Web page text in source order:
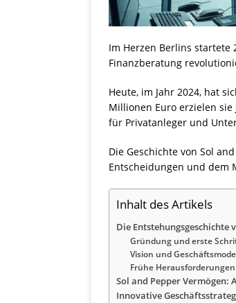
Im Herzen Berlins startete
Finanzberatung
Heute, im Jahr 2024, hat
Millionen Euro erzielen
für Privatanleger und
Die Geschichte von Sol
Entscheidungen und dem
Inhalt des Artikels
Die Entstehungsgeschichte
Gründung und erste
Vision und
Frühe
Sol and Pepper
Innovative